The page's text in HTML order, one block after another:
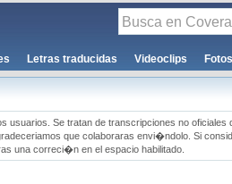
Letras traducidas Videoclips Fotos
usuarios. Se tratan de transcripciones no oficiales
que colaboraras envi�ndolo. Si
una correci�n en el espacio habilitado.